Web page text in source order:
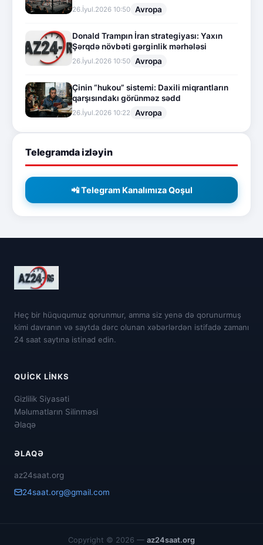
26.İyul.2026 10:50 Avropa
Donald Trampın İran strategiyası: Yaxın
Şərqdə növbəti gərginlik mərhələsi
26.İyul.2026 10:50 Avropa
Çinin “hukou” sistemi: Daxili miqrantların
qarşısındakı görünməz sədd
26.İyul.2026 10:22 Avropa
Telegramda izləyin
📲 Telegram Kanalımıza Qoşul
Heç bir hüququmuz qorunmur, amma siz yenə də qorunurmuş
kimi davranın və saytda dərc olunan xəbərlərdən istifadə zamanı
24 saat saytına istinad edin.
QUICK LINKS
Gizlilik Siyasəti
Məlumatların Silinməsi
Əlaqə
ƏLAQƏ
az24saat.org
24saat.org@gmail.com
Copyright © 2026 — az24saat.org